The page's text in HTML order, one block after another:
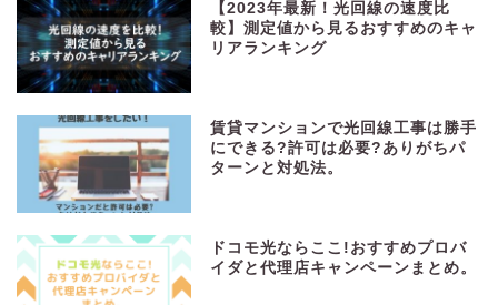
【2023年最新！光回線の速度比
較】測定値から見るおすすめのキャ
リアランキング
賃貸マンションで光回線工事は勝手
にできる?許可は必要?ありがちパ
ターンと対処法。
ドコモ光ならここ!おすすめプロバ
イダと代理店キャンペーンまとめ。